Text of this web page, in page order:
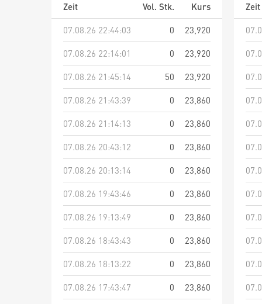
Zeit Vol. Stk.
Kurs
07.08.26 22:44:03
0
23,920
07.08.26 22:14:01
0
23,920
07.08.26 21:45:14
50
23,920
07.08.26 21:43:39
0
23,860
07.08.26 21:14:13
0
23,860
07.08.26 20:43:12
0
23,860
07.08.26 20:13:14
0
23,860
07.08.26 19:43:46
0
23,860
07.08.26 19:13:49
0
23,860
07.08.26 18:43:43
0
23,860
07.08.26 18:13:22
0
23,860
07.08.26 17:43:47
0
23,860
Zeit